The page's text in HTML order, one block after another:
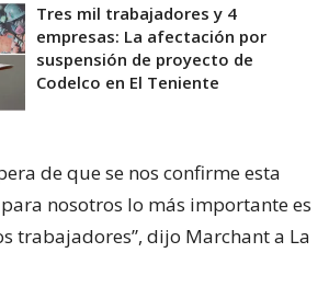
Tres mil trabajadores y 4
empresas: La afectación por
suspensión de proyecto de
Codelco en El Teniente
de que se nos confirme esta
nosotros lo más importante es
trabajadores”, dijo Marchant a La